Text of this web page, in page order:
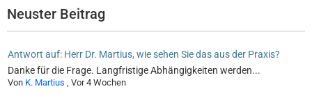
Neuster Beitrag
Antwort auf: Herr Dr. Martius, wie sehen Sie das aus der Praxis?
Danke für die Frage. Langfristige Abhängigkeiten werden...
Von K. Martius , Vor 4 Wochen